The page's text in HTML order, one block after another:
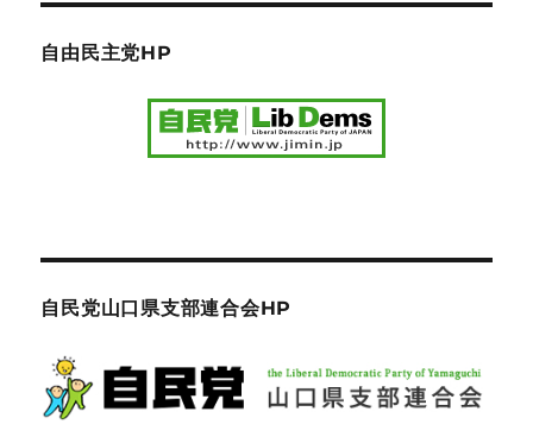
自由民主党HP
自民党山口県支部連合会HP